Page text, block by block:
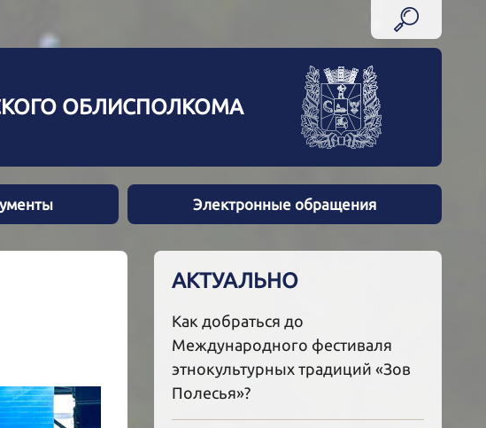
ОБЛИСПОЛКОМА
Электронные обращения
АКТУАЛЬНО
Как добраться до
Международного фестиваля
этнокультурных традиций «Зов
Полесья»?